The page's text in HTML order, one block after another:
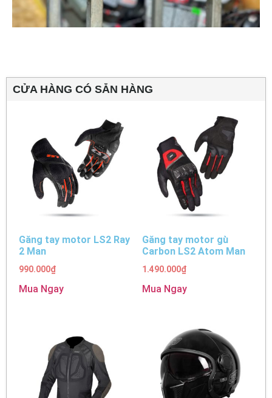
CỬA HÀNG CÓ SẴN HÀNG
Găng tay motor LS2 Ray
2 Man
990.000₫
Mua Ngay
Găng tay motor gù
Carbon LS2 Atom Man
1.490.000₫
Mua Ngay